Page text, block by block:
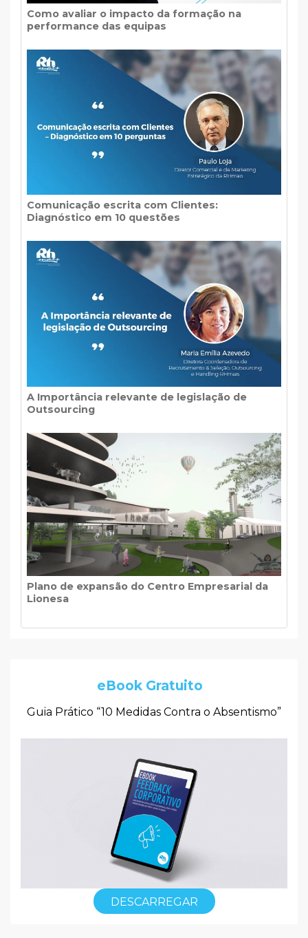
Como avaliar o impacto da formação na
performance das equipas
Comunicação escrita com Clientes:
Diagnóstico em 10 questões
A Importância relevante de legislação de
Outsourcing
Plano de expansão do Centro Empresarial da
Lionesa
eBook Gratuito
Guia Prático “10 Medidas Contra o Absentismo”
DESCARREGAR